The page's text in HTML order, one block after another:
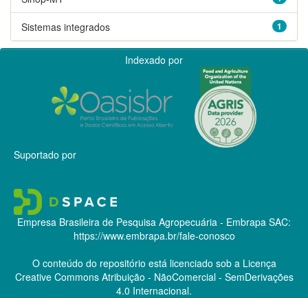
1
Sistemas integrados
Indexado por
Suportado por
Empresa Brasileira de Pesquisa Agropecuária - Embrapa SAC:
https://www.embrapa.br/fale-conosco
O conteúdo do repositório está licenciado sob a Licença
Creative CommonsAtribuição - NãoComercial - SemDerivações
4.0 Internacional.